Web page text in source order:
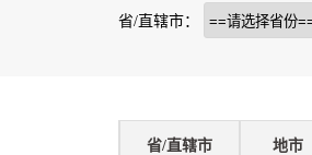
省/直辖市：
省/直辖市 地市